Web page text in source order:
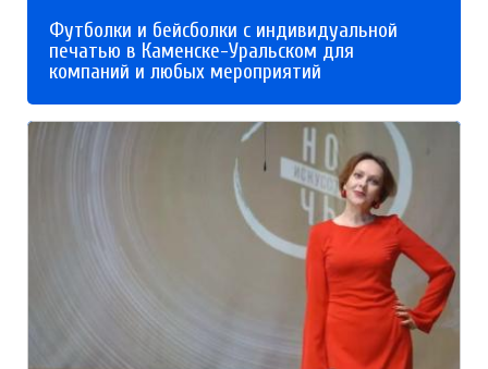
Футболки и бейсболки с индивидуальной
печатью в Каменске-Уральском для
компаний и любых мероприятий